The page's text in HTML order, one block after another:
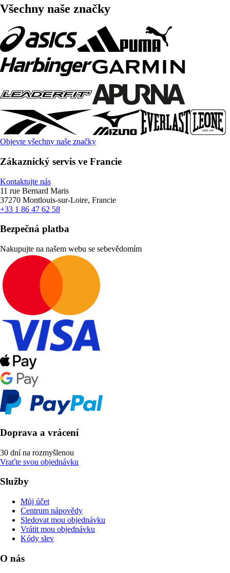
Všechny naše značky
Objevte všechny naše značky
Zákaznický servis ve Francie
Kontaktujte nás
11 rue Bernard Maris
37270 Montlouis-sur-Loire, Francie
+33 1 86 47 62 58
Bezpečná platba
Nakupujte na našem webu se sebevědomím
Doprava a vrácení
30 dní na rozmyšlenou
Vraťte svou objednávku
Služby
Můj účet
Centrum nápovědy
Sledovat mou objednávku
Vrátit mou objednávku
Kódy slev
O nás